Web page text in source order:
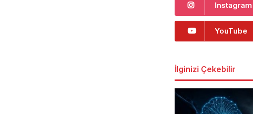
Instagram
YouTube
İlginizi Çekebilir